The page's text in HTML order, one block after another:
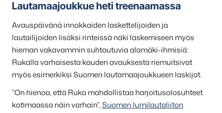
Lautamaajoukkue heti treenaamassa
Avauspäivänä innokkaiden laskettelijoiden ja
lautailijoiden lisäksi rinteissä näki laskemiseen myös
hieman vakavammin suhtautuvia alamäki-ihmisiä:
Rukalla varhaisesta kauden avauksesta riemuitsivat
myös esimerkiksi Suomen lautamaajoukkueen laskijat.
”On hienoa, että Ruka mahdollistaa harjoitusolosuhteet
kotimaassa näin varhain”,Suomen lumilautaliiton